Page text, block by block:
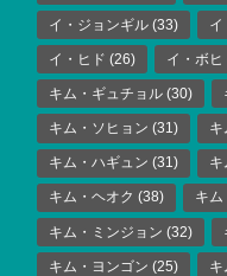
イ・ジョンギル (33) イ
イ・ヒド (26) イ・ボヒ
キム・ギュチョル (30)
キム・ソヒョン (31) キ
キム・ハギュン (31) キ
キム・ヘオク (38) キム
キム・ミンジョン (32)
キム・ヨンゴン (25) キ